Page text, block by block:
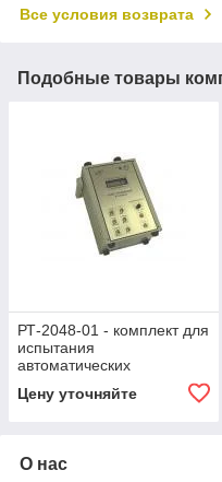
Все условия возврата
Подобные товары
РТ-2048-01 - комплект для
испытания
автоматических
Цену уточняйте
О нас